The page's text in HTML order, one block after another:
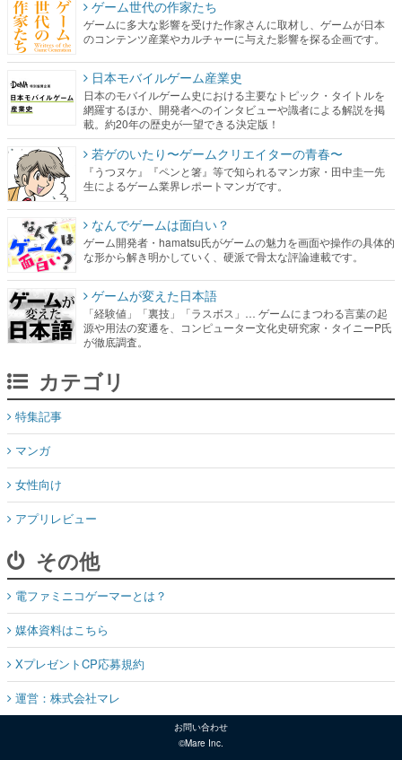
ゲーム世代の作家たち
ゲームに多大な影響を受けた作家さんに取材し、ゲームが日本
のコンテンツ産業やカルチャーに与えた影響を探る企画です。
日本モバイルゲーム産業史
日本のモバイルゲーム史における主要なトピック・タイトルを
網羅するほか、開発者へのインタビューや識者による解説を掲
載。約20年の歴史が一望できる決定版！
若ゲのいたり〜ゲームクリエイターの青春〜
『うつヌケ』『ペンと箸』等で知られるマンガ家・田中圭一先
生によるゲーム業界レポートマンガです。
なんでゲームは面白い？
ゲーム開発者・hamatsu氏がゲームの魅力を画面や操作の具体的
な形から解き明かしていく、硬派で骨太な評論連載です。
ゲームが変えた日本語
「経験値」「裏技」「ラスボス」… ゲームにまつわる言葉の起
源や用法の変遷を、コンピューター文化史研究家・タイニーP氏
が徹底調査。
カテゴリ
特集記事
マンガ
女性向け
アプリレビュー
その他
電ファミニコゲーマーとは？
媒体資料はこちら
XプレゼントCP応募規約
運営：株式会社マレ
お問い合わせ
©Mare Inc.